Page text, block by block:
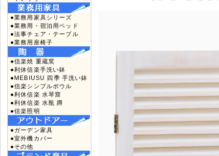
●業務用家具シリーズ
●業務用・宿泊用ベッド
●法事チェア・テーブル
●業務用座椅子
●信楽焼 重蔵窯
●利休信楽手洗い鉢
●MEBIUSU 四季 手洗い鉢
●信楽シンプルボウル
●利休信楽 水琴窟
●利休信楽 水瓶 蹲
●信楽照明
●ガーデン家具
●室外機カバー
●その他